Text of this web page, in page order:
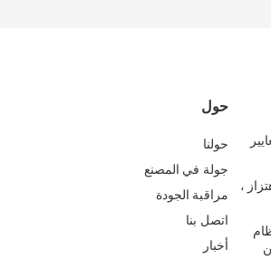
حول
حولنا
جولة في المصنع
مراقبة الجودة
اتصل بنا
أخبار
،